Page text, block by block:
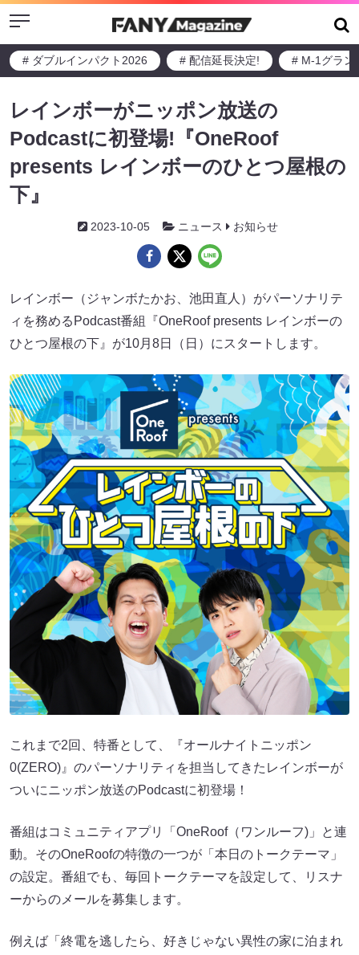
Menu
# ダブルインパクト2026 # 配信延長決定! # M-1グラン
レインボーがニッポン放送の
Podcastに初登場!『OneRoof
presents レインボーのひとつ屋根の
下』
2023-10-05 ニュース お知らせ
レインボー（ジャンボたかお、池田直人）がパーソナリテ
ィを務めるPodcast番組『OneRoof presents レインボーの
ひとつ屋根の下』が10月8日（日）にスタートします。
これまで2回、特番として、『オールナイトニッポン
0(ZERO)』のパーソナリティを担当してきたレインボーが
ついにニッポン放送のPodcastに初登場！
番組はコミュニティアプリ「OneRoof（ワンルーフ)」と連
動。そのOneRoofの特徴の一つが「本日のトークテーマ」
の設定。番組でも、毎回トークテーマを設定して、リスナ
ーからのメールを募集します。
例えば「終電を逃したら、好きじゃない異性の家に泊まれ